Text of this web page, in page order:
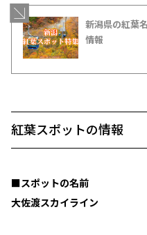
新潟県の紅葉
情報
紅葉スポットの情報
■スポットの名前
大佐渡スカイライン